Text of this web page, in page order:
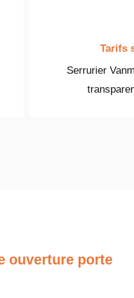
Tarifs
Serrurier
ouverture porte